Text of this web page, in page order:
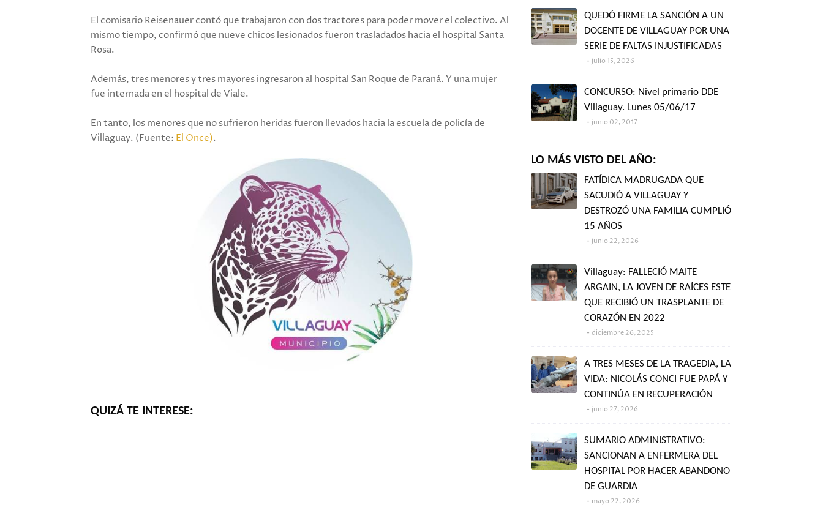
El comisario Reisenauer contó que trabajaron con dos tractores para poder mover el colectivo. Al
mismo tiempo, confirmó que nueve chicos lesionados fueron trasladados hacia el hospital Santa
Rosa.
Además, tres menores y tres mayores ingresaron al hospital San Roque de Paraná. Y una mujer
fue internada en el hospital de Viale.
En tanto, los menores que no sufrieron heridas fueron llevados hacia la escuela de policía de
Villaguay. (Fuente: El Once).
QUIZÁ TE INTERESE:
QUEDÓ FIRME LA SANCIÓN A UN
DOCENTE DE VILLAGUAY POR UNA
SERIE DE FALTAS INJUSTIFICADAS
julio 15, 2026
CONCURSO: Nivel primario DDE
Villaguay. Lunes 05/06/17
junio 02, 2017
LO MÁS VISTO DEL AÑO:
FATÍDICA MADRUGADA QUE
SACUDIÓ A VILLAGUAY Y
DESTROZÓ UNA FAMILIA CUMPLIÓ
15 AÑOS
junio 22, 2026
Villaguay: FALLECIÓ MAITE
ARGAIN, LA JOVEN DE RAÍCES ESTE
QUE RECIBIÓ UN TRASPLANTE DE
CORAZÓN EN 2022
diciembre 26, 2025
A TRES MESES DE LA TRAGEDIA, LA
VIDA: NICOLÁS CONCI FUE PAPÁ Y
CONTINÚA EN RECUPERACIÓN
junio 27, 2026
SUMARIO ADMINISTRATIVO:
SANCIONAN A ENFERMERA DEL
HOSPITAL POR HACER ABANDONO
DE GUARDIA
mayo 22, 2026